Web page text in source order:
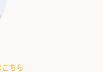
ちら